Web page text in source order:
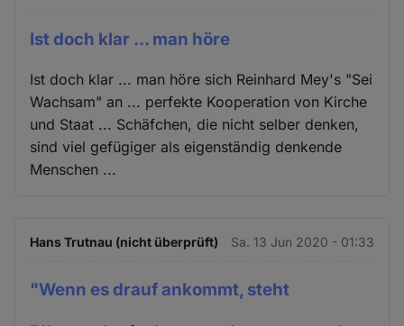
Ist doch klar ... man höre
Ist doch klar ... man höre sich Reinhard Mey's "Sei
Wachsam" an ... perfekte Kooperation von Kirche
und Staat ... Schäfchen, die nicht selber denken,
sind viel gefügiger als eigenständig denkende
Menschen ...
Hans Trutnau (nicht überprüft) Sa. 13 Jun 2020 - 01:33
"Wenn es drauf ankommt, steht